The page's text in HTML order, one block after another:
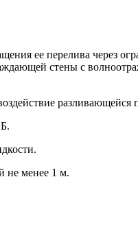
ее перелива через
стены с
разливающейся
не менее 1 м.